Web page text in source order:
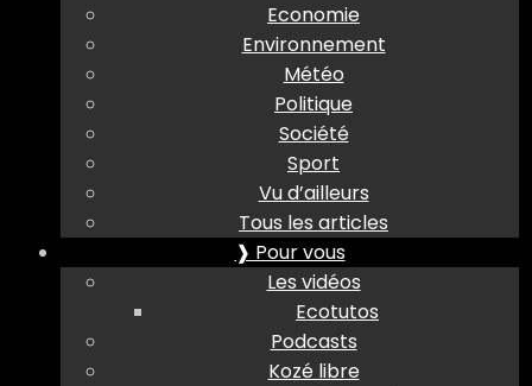
Economie
Environnement
Météo
Politique
Société
Sport
Vu d’ailleurs
Tous les articles
❱ Pour vous
Les vidéos
Ecotutos
Podcasts
Kozé libre